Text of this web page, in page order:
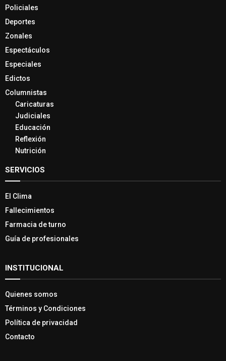
Policiales
Deportes
Zonales
Espectáculos
Especiales
Edictos
Columnistas
Caricaturas
Judiciales
Educación
Reflexión
Nutrición
SERVICIOS
El Clima
Fallecimientos
Farmacia de turno
Guía de profesionales
INSTITUCIONAL
Quienes somos
Términos y Condiciones
Política de privacidad
Contacto